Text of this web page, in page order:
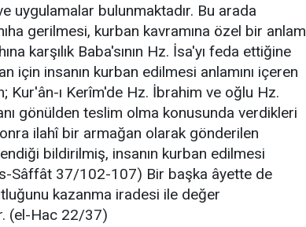
uygulamalar bulunmaktadır. Bu arada
gerilmesi, kurban kavramına özel bir anlam
karşılık Baba'sının Hz. İsa'yı feda ettiğine
için insanın kurban edilmesi anlamını içeren
Kur'ân-ı Kerîm'de Hz. İbrahim ve oğlu Hz.
gönülden teslim olma konusunda verdikleri
ilahî bir armağan olarak gönderilen
bildirilmiş, insanın kurban edilmesi
Sâffât 37/102-107) Bir başka âyette de
kazanma iradesi ile değer
(el-Hac 22/37)